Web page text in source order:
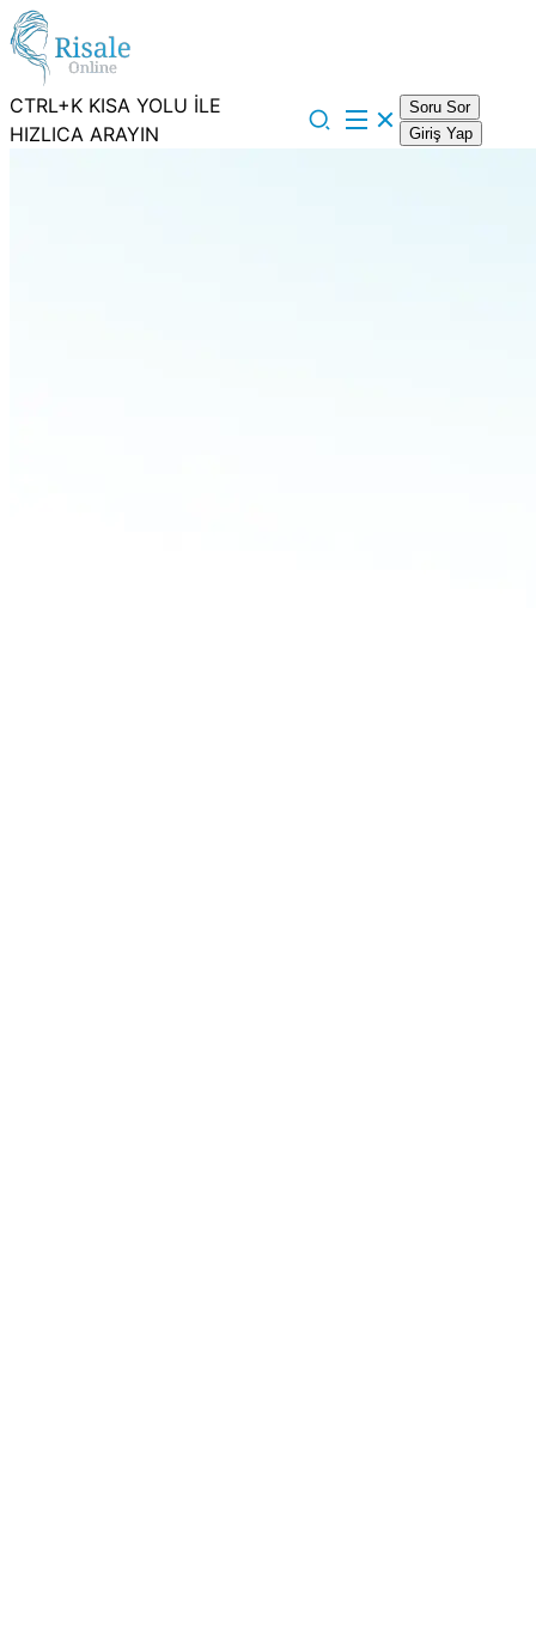
CTRL+K KISA YOLU İLE
HIZLICA ARAYIN
Soru Sor
Giriş Yap